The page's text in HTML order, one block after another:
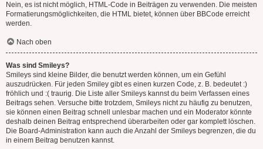
Nein, es ist nicht möglich, HTML-Code in Beiträgen zu verwenden. Die meisten
Formatierungsmöglichkeiten, die HTML bietet, können über BBCode erreicht
werden.
Nach oben
Was sind Smileys?
Smileys sind kleine Bilder, die benutzt werden können, um ein Gefühl
auszudrücken. Für jeden Smiley gibt es einen kurzen Code, z. B. bedeutet :)
fröhlich und :( traurig. Die Liste aller Smileys kannst du beim Verfassen eines
Beitrags sehen. Versuche bitte trotzdem, Smileys nicht zu häufig zu benutzen,
sie können einen Beitrag schnell unlesbar machen und ein Moderator könnte
deshalb deinen Beitrag entsprechend überarbeiten oder gar komplett löschen.
Die Board-Administration kann auch die Anzahl der Smileys begrenzen, die du
in einem Beitrag benutzen kannst.